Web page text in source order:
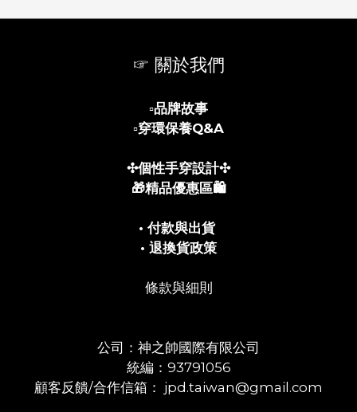
☞ 關於我們
▫️品牌故事
▫️穿環保養Q&A
✣個性手穿設計✣
🎁精品優惠區🛍️
• 付款與出貨
• 退換貨政策
條款與細則
公司：神之帥國際有限公司
統編：93791056
顧客反饋/合作信箱： jpd.taiwan@gmail.com